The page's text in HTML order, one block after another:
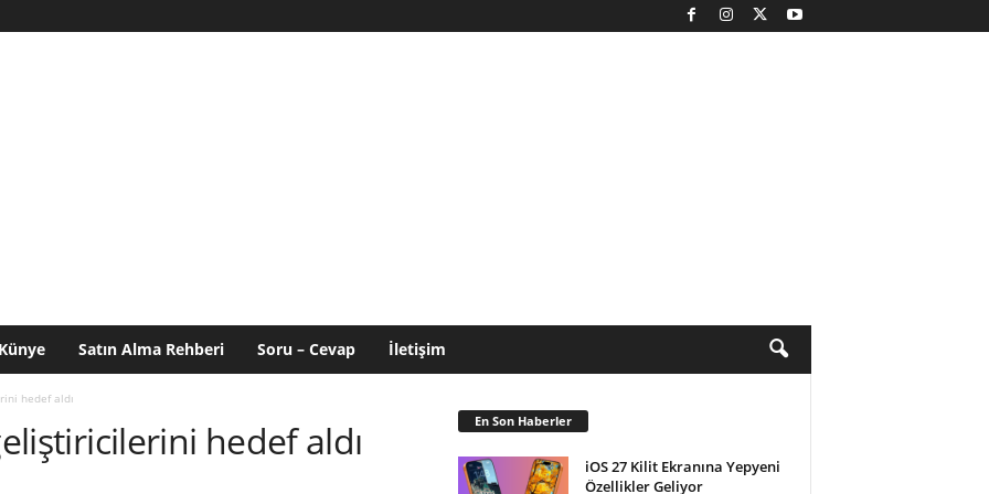
Künye Satın Alma Rehberi Soru – Cevap İletişim
hedef aldı
hedef aldı En Son Haberler
iOS 27 Kilit Ekranına Yepyeni
Özellikler Geliyor